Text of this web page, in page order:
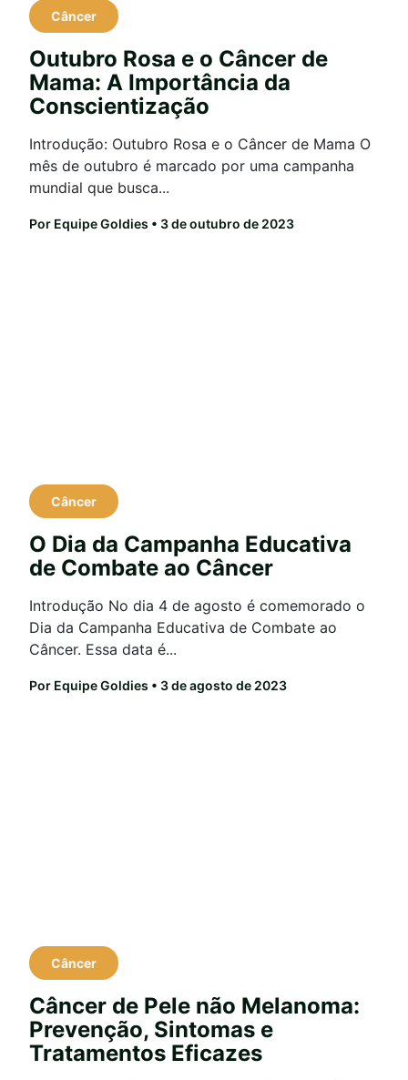
Câncer
Outubro Rosa e o Câncer de
Mama: A Importância da
Conscientização
Introdução: Outubro Rosa e o Câncer de Mama O
mês de outubro é marcado por uma campanha
mundial que busca...
Por Equipe Goldies • 3 de outubro de 2023
Câncer
O Dia da Campanha Educativa
de Combate ao Câncer
Introdução No dia 4 de agosto é comemorado o
Dia da Campanha Educativa de Combate ao
Câncer. Essa data é...
Por Equipe Goldies • 3 de agosto de 2023
Câncer
Câncer de Pele não Melanoma:
Prevenção, Sintomas e
Tratamentos Eficazes